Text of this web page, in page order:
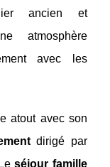
ancien et
atmosphère
avec les
atout avec son
dirigé par
séjour famille